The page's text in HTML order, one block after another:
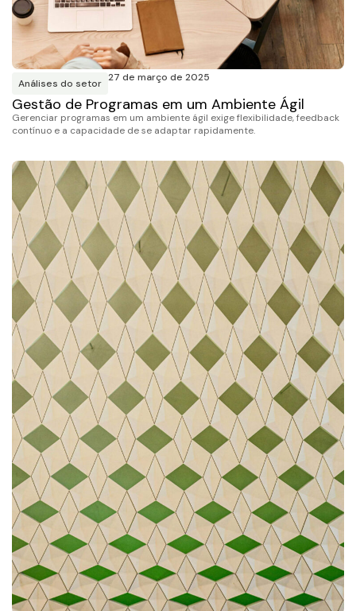
Análises do setor 27 de março de 2025
Gestão de Programas em um Ambiente Ágil
Gerenciar programas em um ambiente ágil exige flexibilidade, feedback
contínuo e a capacidade de se adaptar rapidamente.